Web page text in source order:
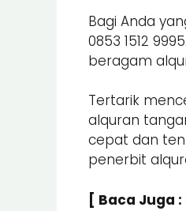
Bagi Anda
0853 1512
beragam
Tertarik
alquran
cepat dan
penerbit
[ Baca Juga :